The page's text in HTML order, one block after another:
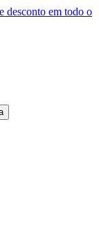
desconto em todo o